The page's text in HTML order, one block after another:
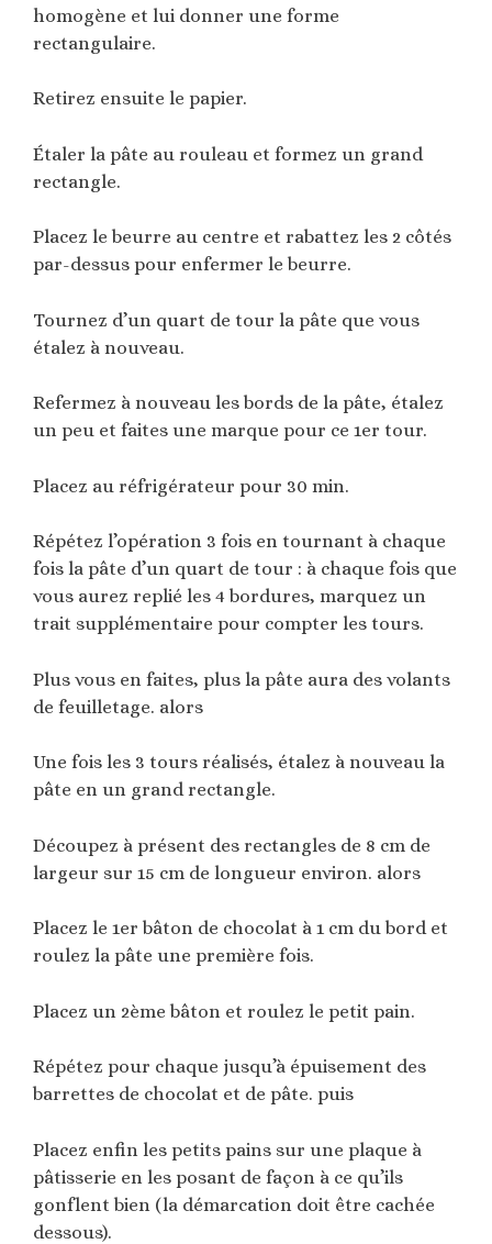
homogène et lui donner une forme
rectangulaire.
Retirez ensuite le papier.
Étaler la pâte au rouleau et formez un grand
rectangle.
Placez le beurre au centre et rabattez les 2 côtés
par-dessus pour enfermer le beurre.
Tournez d’un quart de tour la pâte que vous
étalez à nouveau.
Refermez à nouveau les bords de la pâte, étalez
un peu et faites une marque pour ce 1er tour.
Placez au réfrigérateur pour 30 min.
Répétez l’opération 3 fois en tournant à chaque
fois la pâte d’un quart de tour : à chaque fois que
vous aurez replié les 4 bordures, marquez un
trait supplémentaire pour compter les tours.
Plus vous en faites, plus la pâte aura des volants
de feuilletage. alors
Une fois les 3 tours réalisés, étalez à nouveau la
pâte en un grand rectangle.
Découpez à présent des rectangles de 8 cm de
largeur sur 15 cm de longueur environ. alors
Placez le 1er bâton de chocolat à 1 cm du bord et
roulez la pâte une première fois.
Placez un 2ème bâton et roulez le petit pain.
Répétez pour chaque jusqu’à épuisement des
barrettes de chocolat et de pâte. puis
Placez enfin les petits pains sur une plaque à
pâtisserie en les posant de façon à ce qu’ils
gonflent bien (la démarcation doit être cachée
dessous).